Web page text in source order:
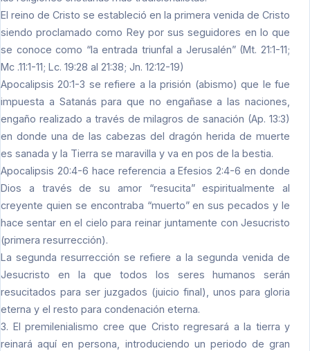
El reino de Cristo se estableció en la primera venida de Cristo
siendo proclamado como Rey por sus seguidores en lo que
se conoce como “la entrada triunfal a Jerusalén” (Mt. 21:1-11;
Mc .11:1-11; Lc. 19:28 al 21:38; Jn. 12:12-19)
Apocalipsis 20:1-3 se refiere a la prisión (abismo) que le fue
impuesta a Satanás para que no engañase a las naciones,
engaño realizado a través de milagros de sanación (Ap. 13:3)
en donde una de las cabezas del dragón herida de muerte
es sanada y la Tierra se maravilla y va en pos de la bestia.
Apocalipsis 20:4-6 hace referencia a Efesios 2:4-6 en donde
Dios a través de su amor “resucita” espiritualmente al
creyente quien se encontraba “muerto” en sus pecados y le
hace sentar en el cielo para reinar juntamente con Jesucristo
(primera resurrección).
La segunda resurrección se refiere a la segunda venida de
Jesucristo en la que todos los seres humanos serán
resucitados para ser juzgados (juicio final), unos para gloria
eterna y el resto para condenación eterna.
3. El premilenialismo cree que Cristo regresará a la tierra y
reinará aquí en persona, introduciendo un periodo de gran